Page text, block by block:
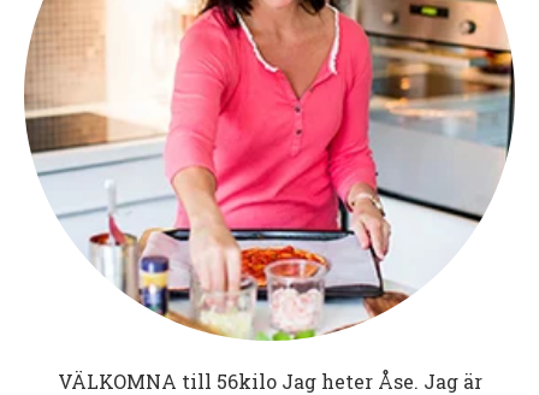
VÄLKOMNA till 56kiloJag heter Åse. Jag är